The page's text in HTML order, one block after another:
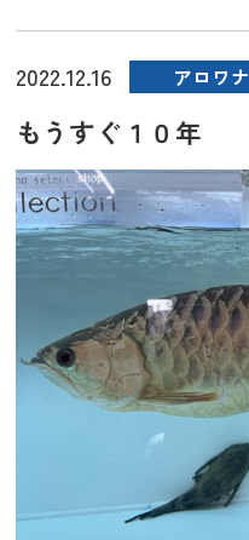
2022.12.16 アロワナ
もうすぐ１０年